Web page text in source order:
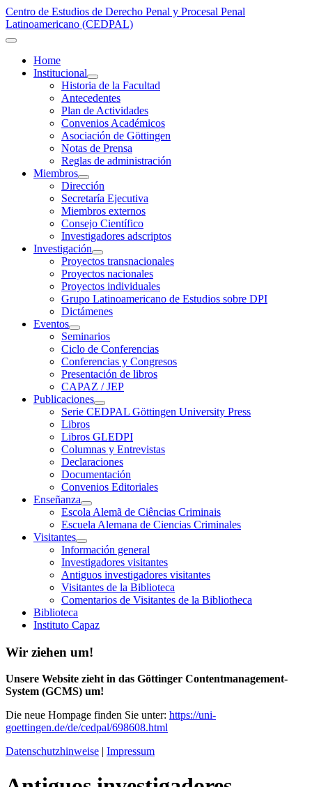
Centro de Estudios de Derecho Penal y Procesal Penal
Latinoamericano (CEDPAL)
Home
Institucional
Historia de la Facultad
Antecedentes
Plan de Actividades
Convenios Académicos
Asociación de Göttingen
Notas de Prensa
Reglas de administración
Miembros
Dirección
Secretaría Ejecutiva
Miembros externos
Consejo Científico
Investigadores adscriptos
Investigación
Proyectos transnacionales
Proyectos nacionales
Proyectos individuales
Grupo Latinoamericano de Estudios sobre DPI
Dictámenes
Eventos
Seminarios
Ciclo de Conferencias
Conferencias y Congresos
Presentación de libros
CAPAZ / JEP
Publicaciones
Serie CEDPAL Göttingen University Press
Libros
Libros GLEDPI
Columnas y Entrevistas
Declaraciones
Documentación
Convenios Editoriales
Enseñanza
Escola Alemã de Ciências Criminais
Escuela Alemana de Ciencias Criminales
Visitantes
Información general
Investigadores visitantes
Antiguos investigadores visitantes
Visitantes de la Biblioteca
Comentarios de Visitantes de la Bibliotheca
Biblioteca
Instituto Capaz
Wir ziehen um!
Unsere Website zieht in das Göttinger Contentmanagement-
System (GCMS) um!
Die neue Hompage finden Sie unter: https://uni-
goettingen.de/de/cedpal/698608.html
Datenschutzhinweise | Impressum